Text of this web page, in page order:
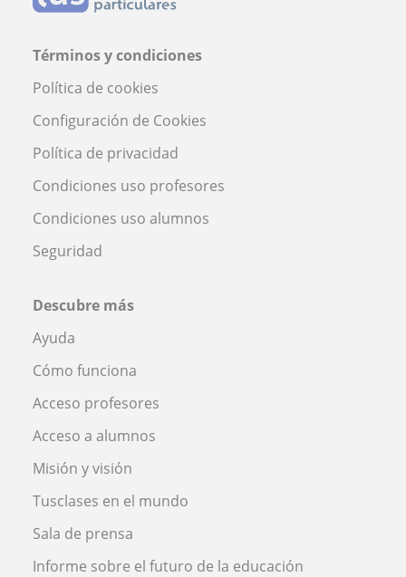
Términos y condiciones
Política de cookies
Configuración de Cookies
Política de privacidad
Condiciones uso profesores
Condiciones uso alumnos
Seguridad
Descubre más
Ayuda
Cómo funciona
Acceso profesores
Acceso a alumnos
Misión y visión
Tusclases en el mundo
Sala de prensa
Informe sobre el futuro de la educación